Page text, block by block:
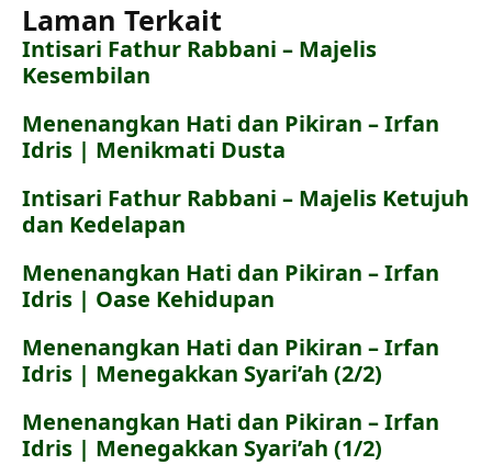
Laman Terkait
Intisari Fathur Rabbani – Majelis
Kesembilan
Menenangkan Hati dan Pikiran – Irfan
Idris | Menikmati Dusta
Intisari Fathur Rabbani – Majelis Ketujuh
dan Kedelapan
Menenangkan Hati dan Pikiran – Irfan
Idris | Oase Kehidupan
Menenangkan Hati dan Pikiran – Irfan
Idris | Menegakkan Syari’ah (2/2)
Menenangkan Hati dan Pikiran – Irfan
Idris | Menegakkan Syari’ah (1/2)